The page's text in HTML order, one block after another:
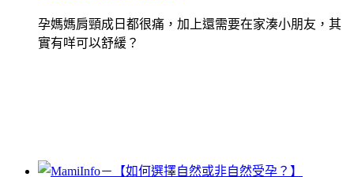
孕媽媽肩頸成日都很痛，加上還需要在家湊小朋友，其
實有咩可以舒緩？